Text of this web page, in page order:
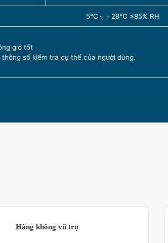
5℃～＋28℃ ≤85% RH
gió tốt
số kiểm tra cụ thể của người dùng.
Hàng không vũ trụ